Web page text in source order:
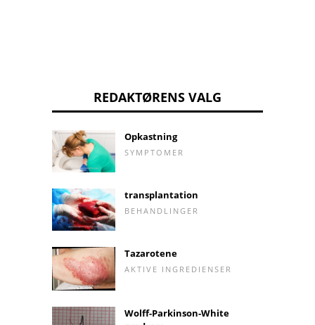
REDAKTØRENS VALG
Opkastning
SYMPTOMER
transplantation
BEHANDLINGER
Tazarotene
AKTIVE INGREDIENSER
Wolff-Parkinson-White